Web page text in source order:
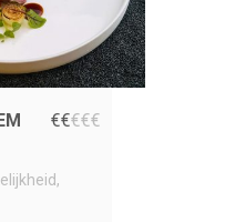
€€€€€